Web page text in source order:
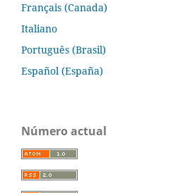
Français (Canada)
Italiano
Português (Brasil)
Español (España)
Número actual